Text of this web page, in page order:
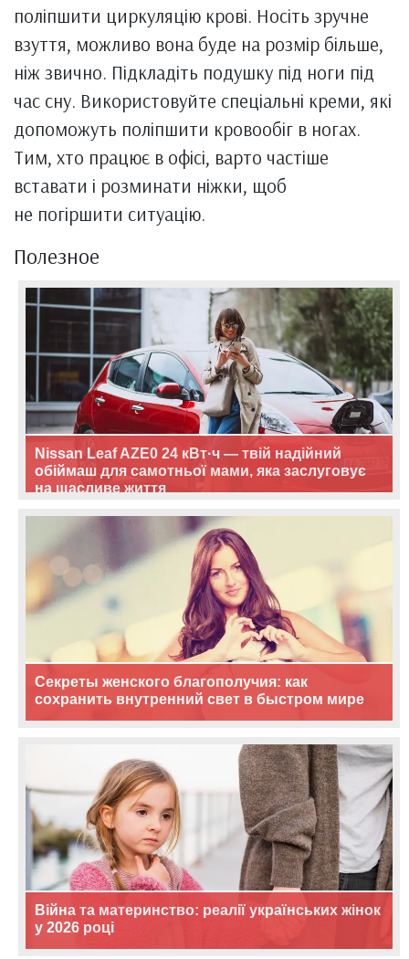
поліпшити циркуляцію крові. Носіть зручне
взуття, можливо вона буде на розмір більше,
ніж звично. Підкладіть подушку під ноги під
час сну. Використовуйте спеціальні креми, які
допоможуть поліпшити кровообіг в ногах.
Тим, хто працює в офісі, варто частіше
вставати і розминати ніжки, щоб
не погіршити ситуацію.
Полезное
Nissan Leaf AZE0 24 кВт·ч — твій надійний
обіймаш для самотньої мами, яка заслуговує
на щасливе життя
Секреты женского благополучия: как
сохранить внутренний свет в быстром мире
Війна та материнство: реалії українських жінок
у 2026 році